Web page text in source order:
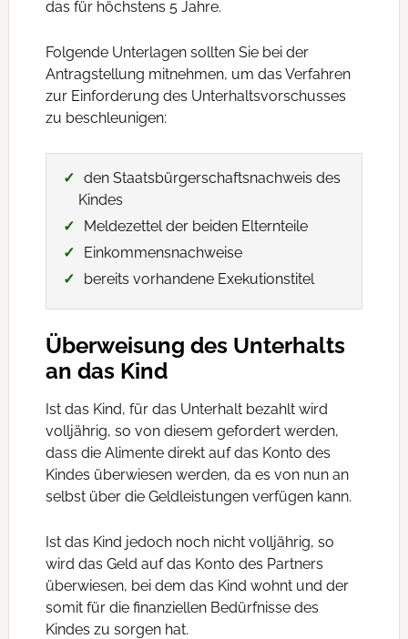
das für höchstens 5 Jahre.
Folgende Unterlagen sollten Sie bei der
Antragstellung mitnehmen, um das Verfahren
zur Einforderung des Unterhaltsvorschusses
zu beschleunigen:
den Staatsbürgerschaftsnachweis des
Kindes
Meldezettel der beiden Elternteile
Einkommensnachweise
bereits vorhandene Exekutionstitel
Überweisung des Unterhalts
an das Kind
Ist das Kind, für das Unterhalt bezahlt wird
volljährig, so von diesem gefordert werden,
dass die Alimente direkt auf das Konto des
Kindes überwiesen werden, da es von nun an
selbst über die Geldleistungen verfügen kann.
Ist das Kind jedoch noch nicht volljährig, so
wird das Geld auf das Konto des Partners
überwiesen, bei dem das Kind wohnt und der
somit für die finanziellen Bedürfnisse des
Kindes zu sorgen hat.